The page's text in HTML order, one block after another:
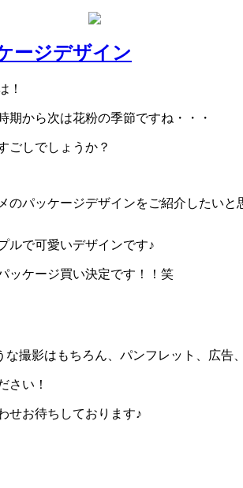
ージデザイン
！
期から次は花粉の季節ですね・・・
ごしでしょうか？
のパッケージデザインをご紹介したいと
ルで可愛いデザインです♪
ッケージ買い決定です！！笑
な撮影はもちろん、パンフレット、広告
さい！
せお待ちしております♪